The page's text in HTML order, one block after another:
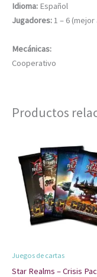
Idioma: Español
Jugadores:1 – 6 (mejor
Mecánicas:
Cooperativo
Productos
Juegos de cartas
Star Realms – Crisis